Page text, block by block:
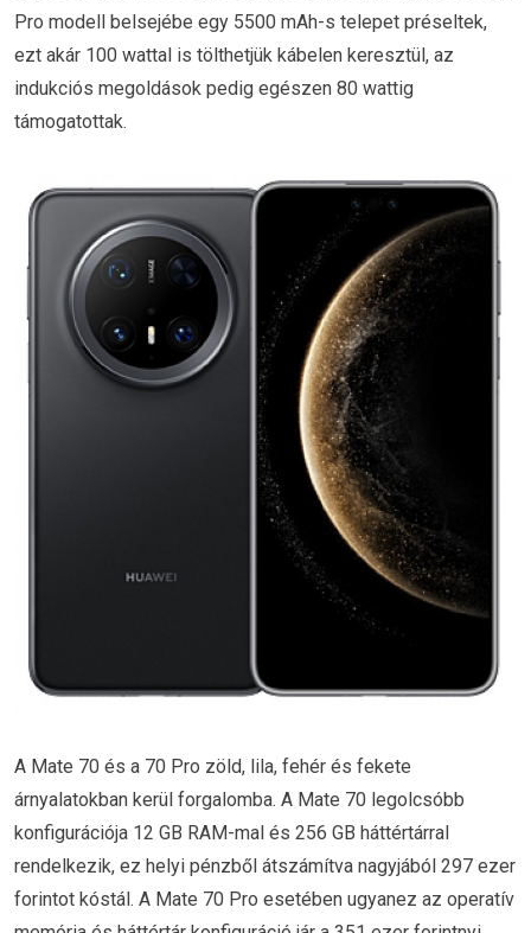
Pro modell belsejébe egy 5500 mAh-s telepet préseltek,
ezt akár 100 wattal is tölthetjük kábelen keresztül, az
indukciós megoldások pedig egészen 80 wattig
támogatottak.
A Mate 70 és a 70 Pro zöld, lila, fehér és fekete
árnyalatokban kerül forgalomba. A Mate 70 legolcsóbb
konfigurációja 12 GB RAM-mal és 256 GB háttértárral
rendelkezik, ez helyi pénzből átszámítva nagyjából 297 ezer
forintot kóstál. A Mate 70 Pro esetében ugyanez az operatív